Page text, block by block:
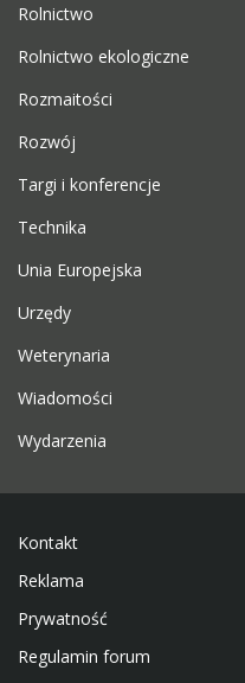
Rolnictwo
Rolnictwo ekologiczne
Rozmaitości
Rozwój
Targi i konferencje
Technika
Unia Europejska
Urzędy
Weterynaria
Wiadomości
Wydarzenia
Kontakt
Reklama
Prywatność
Regulamin forum